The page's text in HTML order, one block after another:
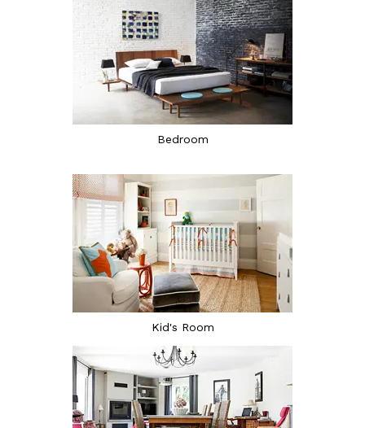
Bedroom
Kid's Room